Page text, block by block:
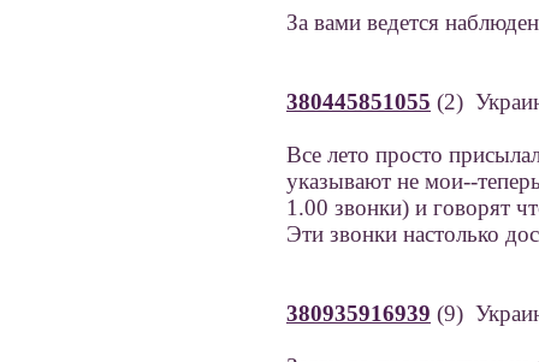
За вами ведется
380445851055 (2)
Все лето просто
указывают не мои--
1.00 звонки) и говорят
Эти звонки настолько
380935916939 (9)